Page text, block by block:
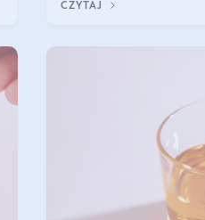
właściwości odn
CZYTAJ